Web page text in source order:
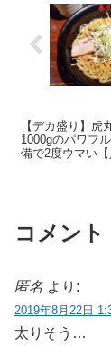
【デカ盛り】虎
1000gのパワフ
備で2度ウマい【
コメント
匿名 より:
2019年8月22日
太りそう…